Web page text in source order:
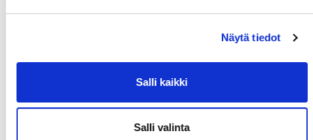
Näytä tiedot
Salli kaikki
Salli valinta